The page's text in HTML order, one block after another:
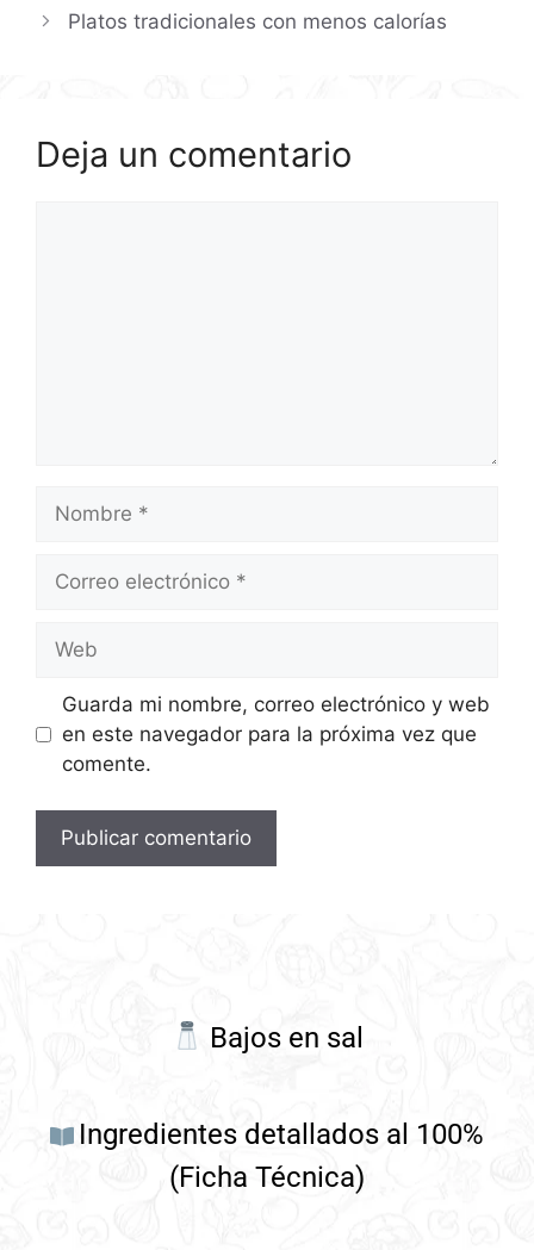
Platos tradicionales con menos calorías
Deja un comentario
Guarda mi nombre, correo electrónico y web
en este navegador para la próxima vez que
comente.
Bajos en sal
Ingredientes detallados al 100%
(Ficha Técnica)